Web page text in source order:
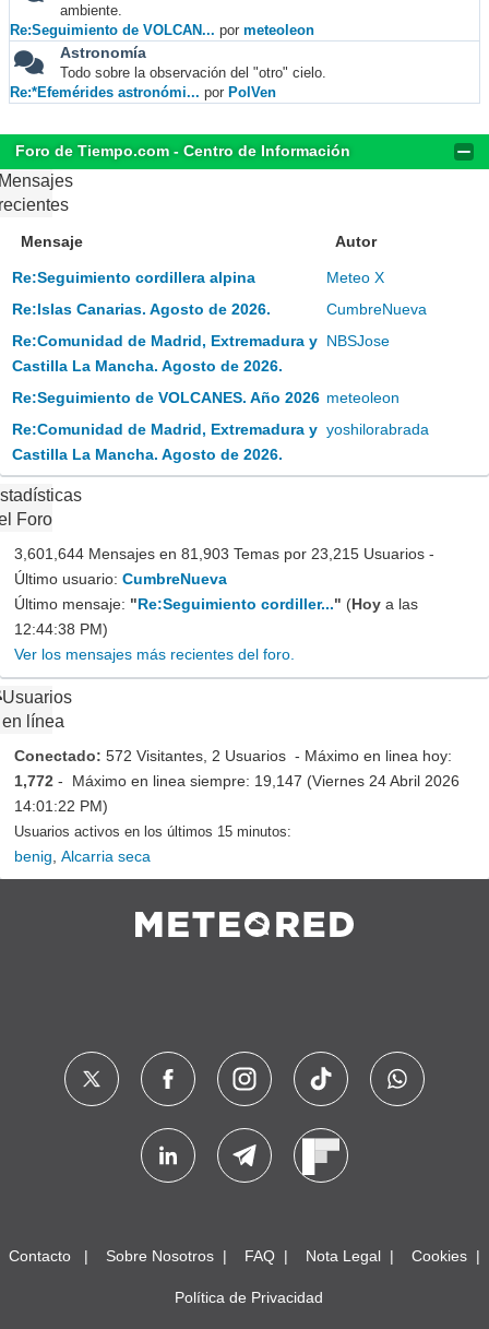
ambiente.
Re:Seguimiento de VOLCAN... por meteoleon
Astronomía
Todo sobre la observación del "otro" cielo.
Re:*Efemérides astronómi... por PolVen
Foro de Tiempo.com - Centro de Información
Mensaje Autor
Re:Seguimiento cordillera alpina
Meteo X
Re:Islas Canarias. Agosto de 2026.
CumbreNueva
Re:Comunidad de Madrid, Extremadura y
Castilla La Mancha. Agosto de 2026.
NBSJose
Re:Seguimiento de VOLCANES. Año 2026 meteoleon
Re:Comunidad de Madrid, Extremadura y
Castilla La Mancha. Agosto de 2026.
yoshilorabrada
Foro
3,601,644 Mensajes en 81,903 Temas por 23,215 Usuarios -
Último usuario: CumbreNueva
Último mensaje: "Re:Seguimiento cordiller..." (Hoy a las
12:44:38 PM)
Ver los mensajes más recientes del foro.
Usuarios
en línea
Conectado: 572 Visitantes, 2 Usuarios - Máximo en linea hoy:
1,772 - Máximo en linea siempre: 19,147 (Viernes 24 Abril 2026
14:01:22 PM)
Usuarios activos en los últimos 15 minutos:
benig Alcarria seca
Contacto Sobre Nosotros FAQ Nota Legal Cookies
Política de Privacidad